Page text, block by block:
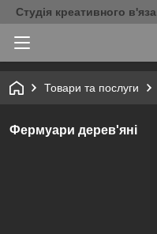
Студія креативного
Товари та послуги
Фермуари дерев'яні